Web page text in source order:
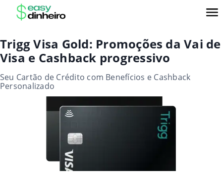
Trigg Visa Gold: Promoções da Vai de
Visa e Cashback progressivo
Seu Cartão de Crédito com Benefícios e Cashback
Personalizado